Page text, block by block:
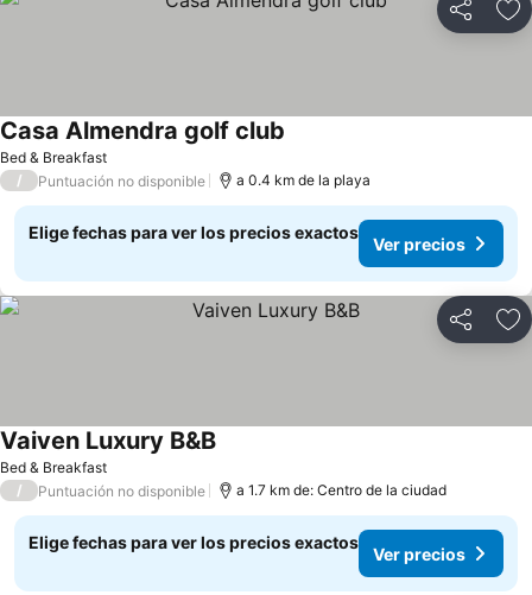
Compartir
Bed & Breakfast
Casa Almendra golf club
/ Puntuación no disponible a 0.4 km de la playa
Elige fechas para ver los precios exactos
Ver precios
Compartir
Bed & Breakfast
Vaiven Luxury B&BVer precios
/ Puntuación no disponible a 1.7 km de: Centro de la ciudad
Elige fechas para ver los precios exactos
Ver precios